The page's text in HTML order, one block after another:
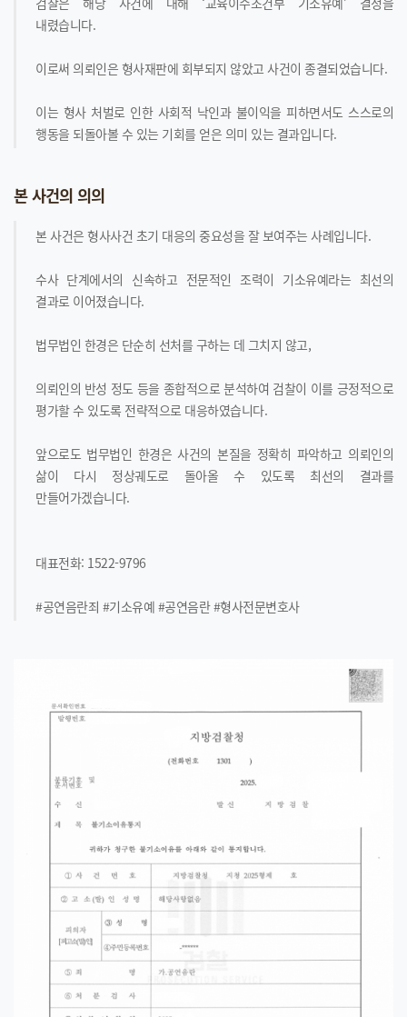
내렸습니다.
이로써 의뢰인은 형사재판에 회부되지 않았고 사건이 종결되었습니다.
이는 형사 처벌로 인한 사회적 낙인과 불이익을 피하면서도 스스로의
행동을 되돌아볼 수 있는 기회를 얻은 의미 있는 결과입니다.
본 사건의 의의
본 사건은 형사사건 초기 대응의 중요성을 잘 보여주는 사례입니다.
수사 단계에서의 신속하고 전문적인 조력이 기소유예라는 최선의
결과로 이어졌습니다.
법무법인 한경은 단순히 선처를 구하는 데 그치지 않고,
의뢰인의 반성 정도 등을 종합적으로 분석하여 검찰이 이를 긍정적으로
평가할 수 있도록 전략적으로 대응하였습니다.
앞으로도 법무법인 한경은 사건의 본질을 정확히 파악하고 의뢰인의
삶이 다시 정상궤도로 돌아올 수 있도록 최선의 결과를
만들어가겠습니다.
대표전화: 1522-9796
#공연음란죄 #기소유예 #공연음란 #형사전문변호사